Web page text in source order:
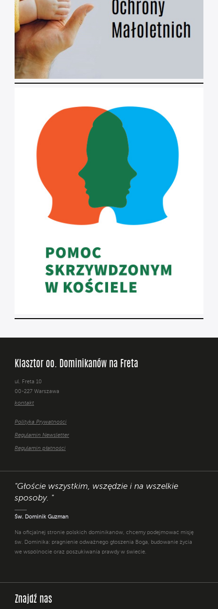
Klasztor oo. Dominikanów na Freta
ul. Freta 10
00-227 Warszawa
kontakt
Polityka Prywatności
Regulamin Newsletter
Regulamin płatności
"Głoście wszystkim, wszędzie i na wszelkie
sposoby. "
Św. Dominik Guzman
Na oficjalnej stronie polskich dominikanów, chcemy podejmować misję
św. Dominika: pragnienie odważnego głoszenia Boga, budowanie życia
we wspólnocie oraz poszukiwania prawdy w świecie.
Znajdź nas